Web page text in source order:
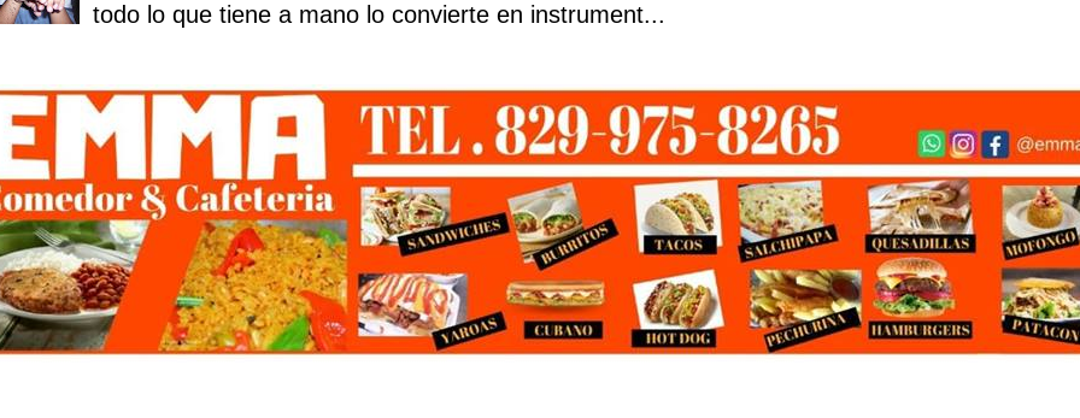
todo lo que tiene a mano lo convierte en instrument...